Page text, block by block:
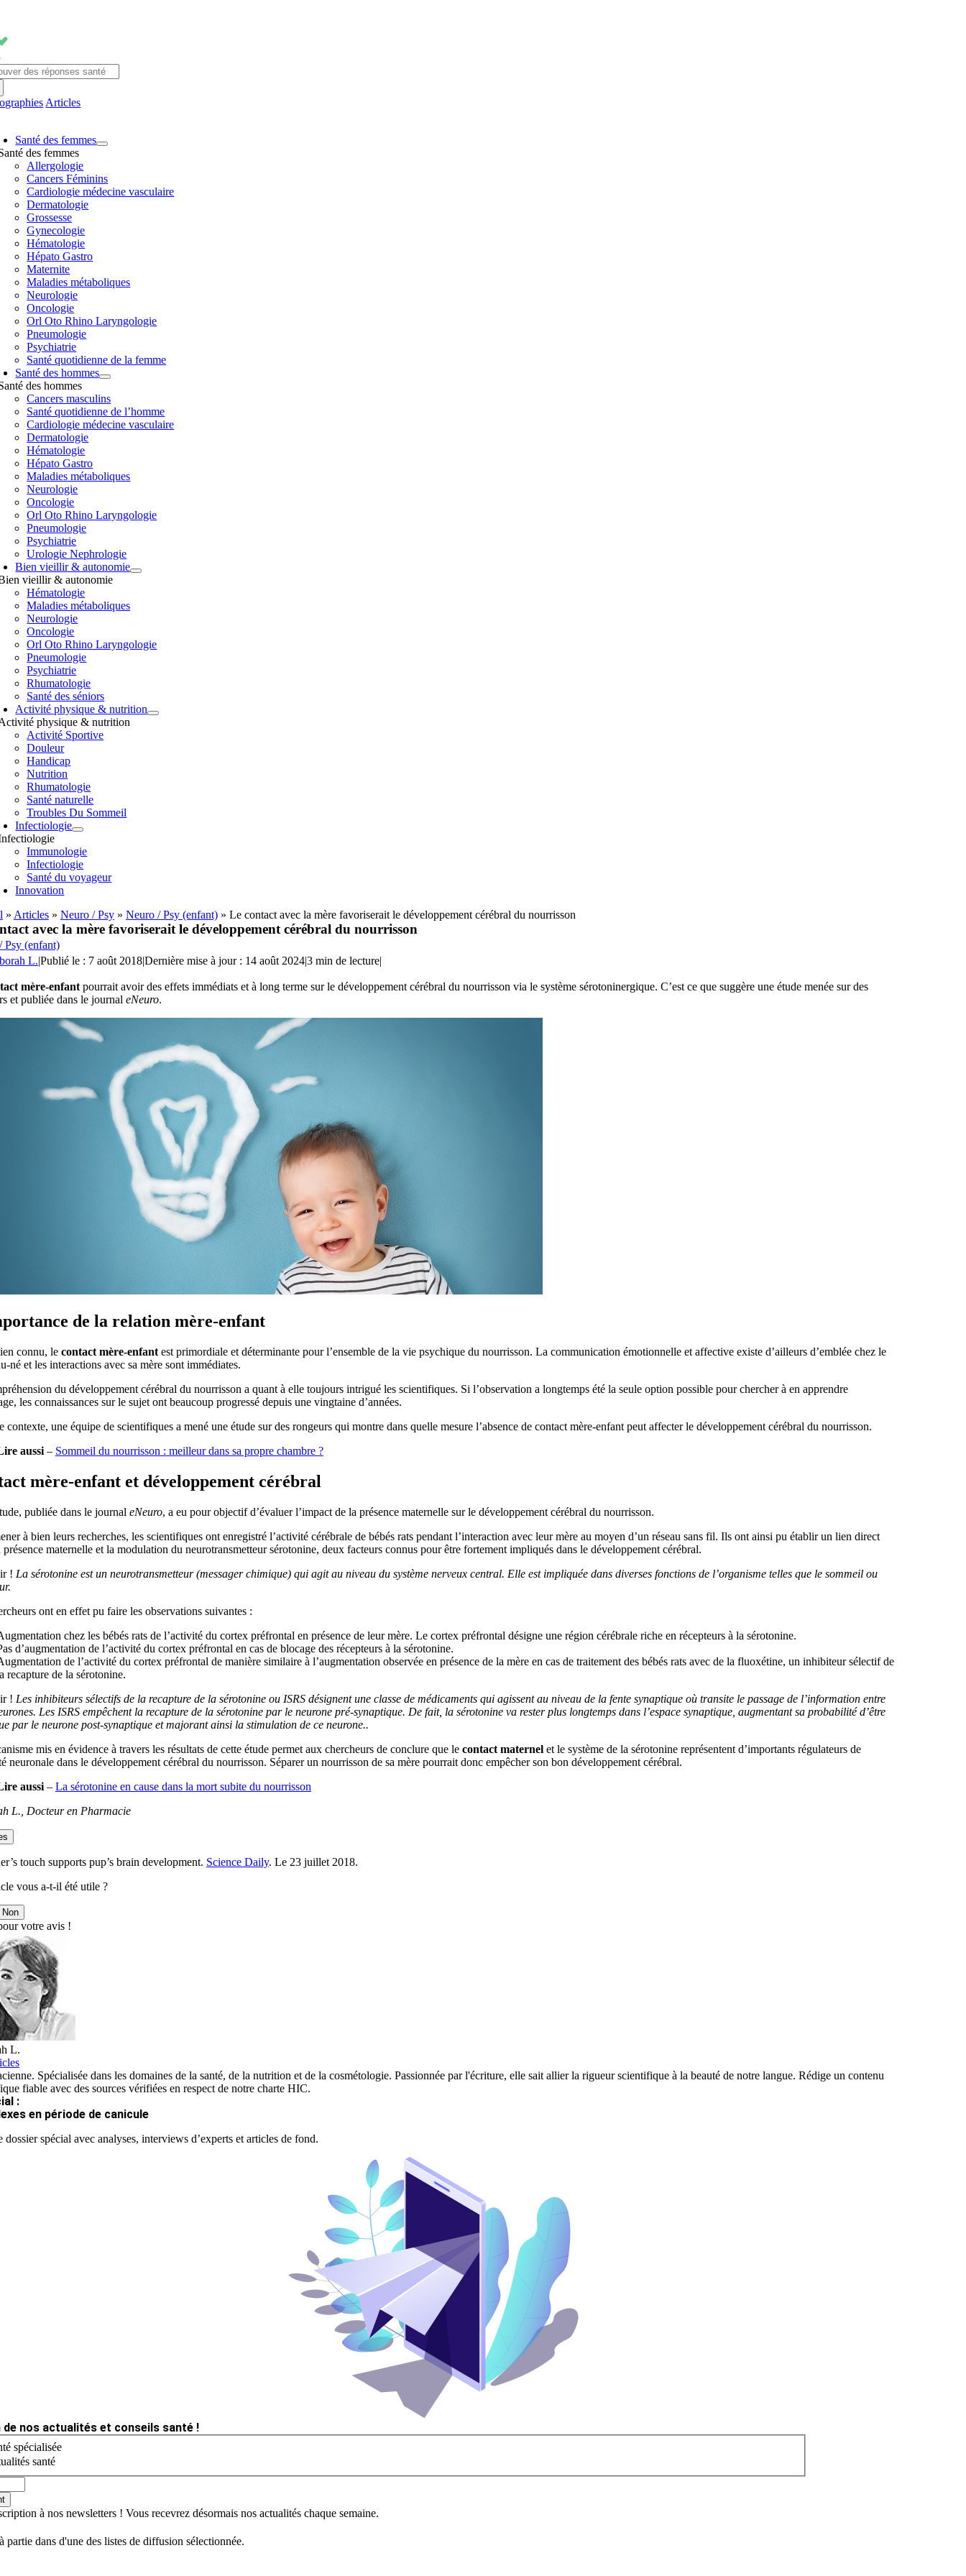
contenu
Articles
Santé des femmes
des femmes
Allergologie
Cancers Féminins
Cardiologie médecine vasculaire
Dermatologie
Grossesse
Gynecologie
Hématologie
Hépato Gastro
Maternite
Maladies métaboliques
Neurologie
Oncologie
Orl Oto Rhino Laryngologie
Pneumologie
Psychiatrie
Santé quotidienne de la femme
Santé des hommes
des hommes
Cancers masculins
Santé quotidienne de l’homme
Cardiologie médecine vasculaire
Dermatologie
Hématologie
Hépato Gastro
Maladies métaboliques
Neurologie
Oncologie
Orl Oto Rhino Laryngologie
Pneumologie
Psychiatrie
Urologie Nephrologie
Bien vieillir & autonomie
vieillir & autonomie
Hématologie
Maladies métaboliques
Neurologie
Oncologie
Orl Oto Rhino Laryngologie
Pneumologie
Psychiatrie
Rhumatologie
Santé des séniors
Activité physique & nutrition
physique & nutrition
Activité Sportive
Douleur
Handicap
Nutrition
Rhumatologie
Santé naturelle
Troubles Du Sommeil
Infectiologie
Immunologie
Infectiologie
Santé du voyageur
Innovation
» Articles» Neuro / Psy» Neuro / Psy (enfant)» Le contact avec la mère favoriserait le développement cérébral du nourrisson
avec la mère favoriserait le développement cérébral du nourrisson
Psy (enfant)
L.|Publié le : 7 août 2018|Dernière mise à jour : 14 août 2024|3 min de lecture|
mère-enfantpourrait avoir des effets immédiats et à long terme sur le développement cérébral du nourrisson via le système sérotoninergique. C’est ce que suggère une étude menée sur des
et publiée dans le journal eNeuro.
de la relation mère-enfant
connu, le contact mère-enfantest primordiale et déterminante pour l’ensemble de la vie psychique du nourrisson. La communication émotionnelle et affective existe d’ailleurs d’emblée chez le
né et les interactions avec sa mère sont immédiates.
du développement cérébral du nourrisson a quant à elle toujours intrigué les scientifiques. Si l’observation a longtemps été la seule option possible pour chercher à en apprendre
les connaissances sur le sujet ont beaucoup progressé depuis une vingtaine d’années.
contexte, une équipe de scientifiques a mené une étude sur des rongeurs qui montre dans quelle mesure l’absence de contact mère-enfant peut affecter le développement cérébral du nourrisson.
aussi– Sommeil du nourrisson : meilleur dans sa propre chambre ?
mère-enfant et développement cérébral
publiée dans le journal eNeuro, a eu pour objectif d’évaluer l’impact de la présence maternelle sur le développement cérébral du nourrisson.
à bien leurs recherches, les scientifiques ont enregistré l’activité cérébrale de bébés rats pendant l’interaction avec leur mère au moyen d’un réseau sans fil. Ils ont ainsi pu établir un lien direct
présence maternelle et la modulation du neurotransmetteur sérotonine, deux facteurs connus pour être fortement impliqués dans le développement cérébral.
! La sérotonine est un neurotransmetteur (messager chimique) qui agit au niveau du système nerveux central. Elle est impliquée dans diverses fonctions de l’organisme telles que le sommeil ou
ont en effet pu faire les observations suivantes :
chez les bébés rats de l’activité du cortex préfrontal en présence de leur mère. Le cortex préfrontal désigne une région cérébrale riche en récepteurs à la sérotonine.
d’augmentation de l’activité du cortex préfrontal en cas de blocage des récepteurs à la sérotonine.
de l’activité du cortex préfrontal de manière similaire à l’augmentation observée en présence de la mère en cas de traitement des bébés rats avec de la fluoxétine, un inhibiteur sélectif de
recapture de la sérotonine.
! Les inhibiteurs sélectifs de la recapture de la sérotonine ou ISRS désignent une classe de médicaments qui agissent au niveau de la fente synaptique où transite le passage de l’information entre
Les ISRS empêchent la recapture de la sérotonine par le neurone pré-synaptique. De fait, la sérotonine va rester plus longtemps dans l’espace synaptique, augmentant sa probabilité d’être
par le neurone post-synaptique et majorant ainsi la stimulation de ce neurone..
mis en évidence à travers les résultats de cette étude permet aux chercheurs de conclure que le contact maternelet le système de la sérotonine représentent d’importants régulateurs de
neuronale dans le développement cérébral du nourrisson. Séparer un nourrisson de sa mère pourrait donc empêcher son bon développement cérébral.
aussi– La sérotonine en cause dans la mort subite du nourrisson
L., Docteur en Pharmacie
touch supports pup’s brain development. Science Daily. Le 23 juillet 2018.
vous a-t-il été utile ?
Non
votre avis !
L.
Spécialisée dans les domaines de la santé, de la nutrition et de la cosmétologie. Passionnée par l'écriture, elle sait allier la rigueur scientifique à la beauté de notre langue. Rédige un contenu
fiable avec des sources vérifiées en respect de notre charte HIC.
:
en période de canicule
dossier spécial avec analyses, interviews d’experts et articles de fond.
de nos actualités et conseils santé !
spécialisée
santé
à nos newsletters ! Vous recevrez désormais nos actualités chaque semaine.
partie dans d'une des listes de diffusion sélectionnée.